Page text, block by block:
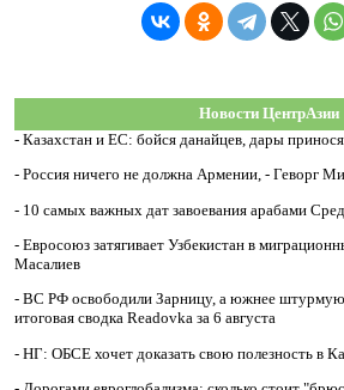
Новости ЦентрАзии
- Казахстан и ЕС: бойся данайцев, дары
- Россия ничего не должна Армении, - Геворг
- 10 самых важных дат завоевания арабами
- Евросоюз затягивает Узбекистан в
Масалиев
- ВС РФ освободили Зарницу, а южнее
итоговая сводка Readovka за 6 августа
- НГ: ОБСЕ хочет доказать свою полезность в